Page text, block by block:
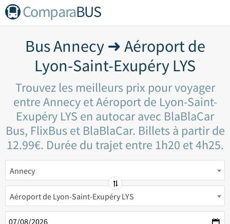
ComparaBUS
Bus Annecy ➜ Aéroport de
Lyon-Saint-Exupéry LYS
Trouvez les meilleurs prix pour voyager
entre Annecy et Aéroport de Lyon-Saint-
Exupéry LYS en autocar avec BlaBlaCar
Bus, FlixBus et BlaBlaCar. Billets à partir de
12.99€. Durée du trajet entre 1h20 et 4h25.
Annecy
Aéroport de Lyon-Saint-Exupéry LYS